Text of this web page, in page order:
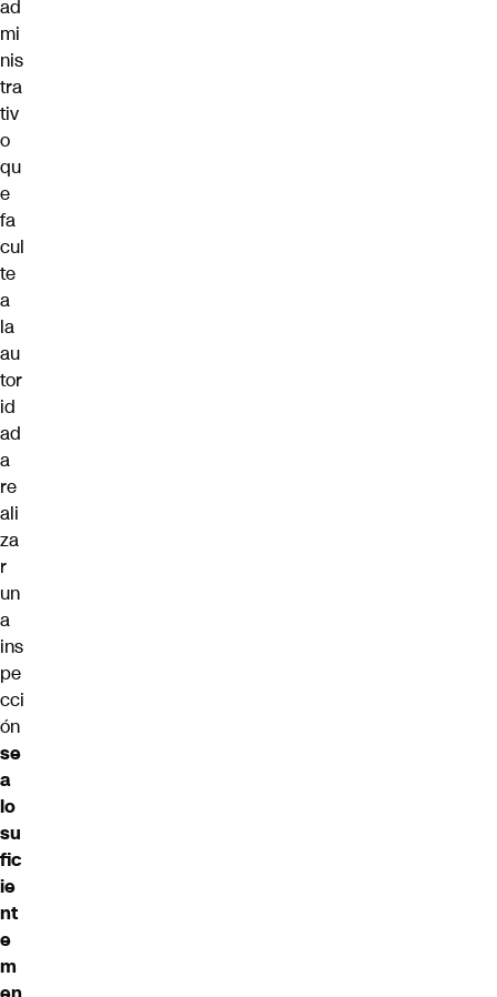
ad
mi
nis
tra
tiv
o
qu
e
fa
cul
te
a
la
au
tor
id
ad
a
re
ali
za
r
un
a
ins
pe
cci
ón
se
a
lo
su
fic
ie
nt
e
m